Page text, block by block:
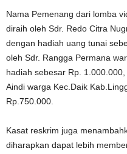
Nama Pemenang dari lomba
diraih oleh Sdr. Redo Citra
dengan hadiah uang tunai
oleh Sdr. Rangga Permana
hadiah sebesar Rp.
Aindi warga Kec.Daik
Rp.750.000.
Kasat reskrim juga
diharapkan dapat lebih